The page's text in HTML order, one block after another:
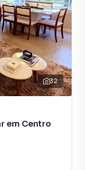
32
em Centro